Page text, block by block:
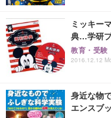
ミッキー
典…学研
教育・受験
2016.12.12
身近な物
エンスブ